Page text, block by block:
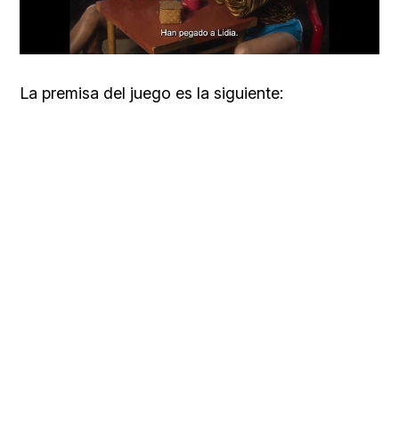
Unmute Loaded:
57.99%
​La premisa del juego es la siguiente: